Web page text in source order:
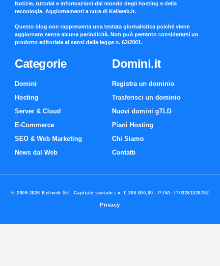
Notizie, tutorial e informazioni dal mondo degli hosting e della
tecnologia. Aggiornamenti a cura di Keliweb.it.
Questo blog non rappresenta una testata giornalistica poiché viene
aggiornato senza alcuna periodicità. Non può pertanto considerarsi un
prodotto editoriale ai sensi della legge n. 62/2001.
Categorie
Domini
Hosting
Server & Cloud
E-Commerce
SEO & Web Marketing
News dal Web
Domini.it
Registra un dominio
Trasferisci un dominio
Nuovi domini gTLD
Piani Hosting
Chi Siamo
Contatti
© 2009-2026 Keliweb Srl, Capitale sociale i.v. € 200.000,00 - P.IVA: IT03281320782
Privacy